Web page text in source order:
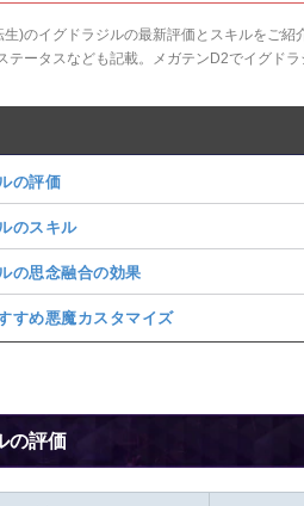
生)のイグドラジルの最新評価とスキルをご紹
テータスなども記載。メガテンD2でイグドラ
の評価
のスキル
の思念融合の効果
すめ悪魔カスタマイズ
の評価